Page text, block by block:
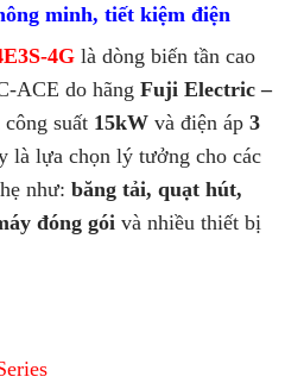
minh, tiết kiệm điện
4G là dòng biến tần cao
ACE do hãng Fuji Electric –
suất 15kW và điện áp 3
là lựa chọn lý tưởng cho các
như: băng tải, quạt hút,
đóng gói và nhiều thiết bị